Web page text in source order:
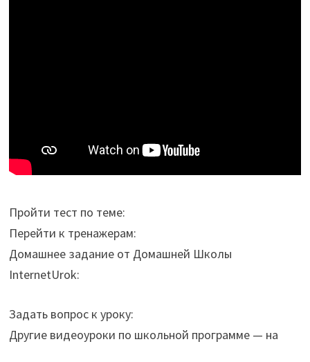
Пройти тест по теме:
Перейти к тренажерам:
Домашнее задание от Домашней Школы
InternetUrok:
Задать вопрос к уроку:
Другие видеоуроки по школьной программе — на